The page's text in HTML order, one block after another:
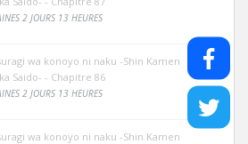
2 JOURS 13 HEURES
wa konoyo ni naku -Shin Kamen
Saido- - Chapitre 86
2 JOURS 13 HEURES
wa konoyo ni naku -Shin Kamen